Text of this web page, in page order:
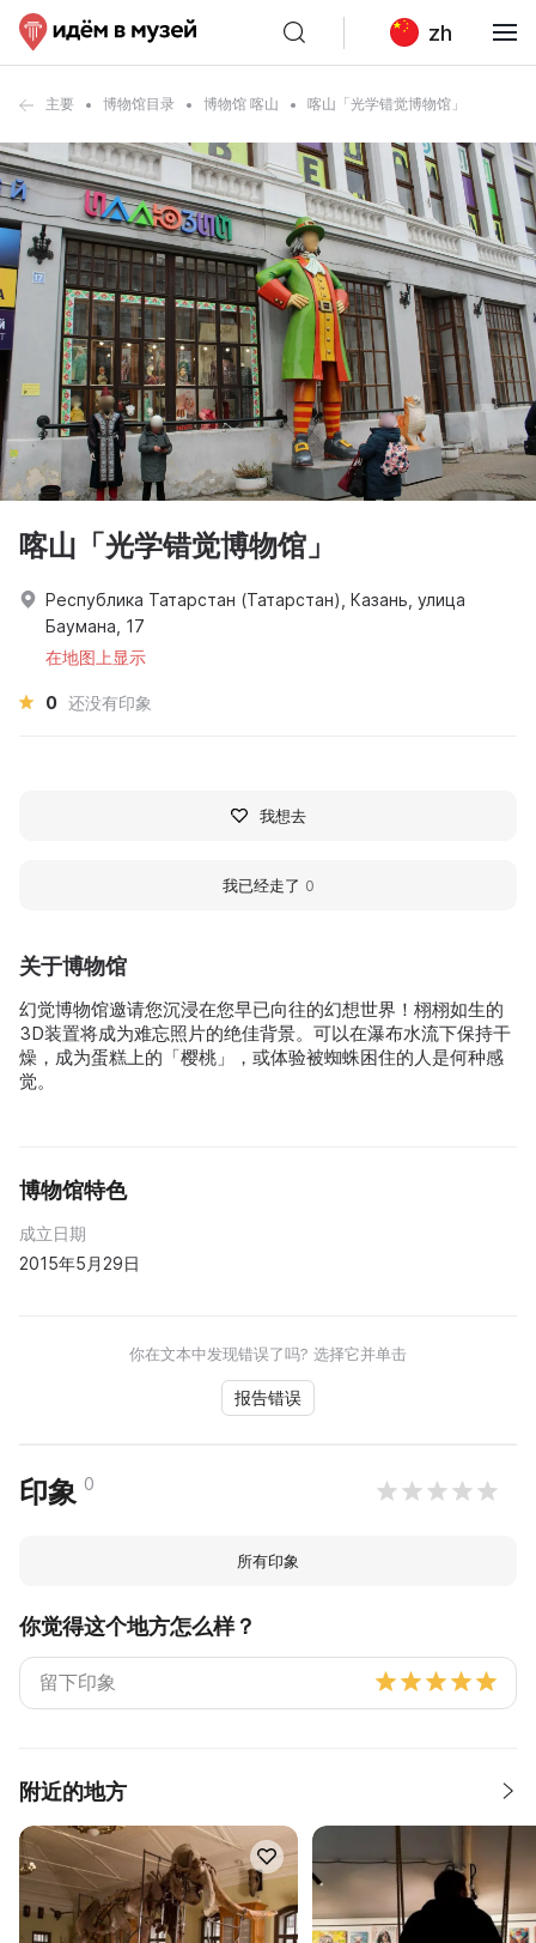
zh
主要 博物馆目录 博物馆 喀山 喀山「光学错觉博物馆」
关于博物馆
幻觉博物馆邀请您沉浸在您早已向往的幻想世界！栩栩如生的
3D装置将成为难忘照片的绝佳背景。可以在瀑布水流下保持干
燥，成为蛋糕上的「樱桃」，或体验被蜘蛛困住的人是何种感
觉。
博物馆特色
成立日期
2015年5月29日
你在文本中发现错误了吗? 选择它并单击
报告错误
印象 0
所有印象
你觉得这个地方怎么样？
附近的地方
喀山「光学错觉博物馆」
Республика Татарстан (Татарстан), Казань, улица
Баумана, 17
在地图上显示
0 还没有印象
我想去
我已经走了 0